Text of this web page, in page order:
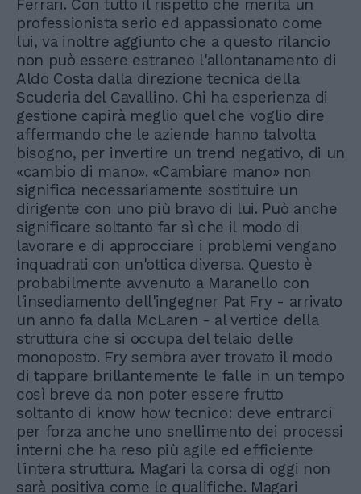
Ferrari. Con tutto il rispetto che merita un
professionista serio ed appassionato come
lui, va inoltre aggiunto che a questo rilancio
non può essere estraneo l'allontanamento di
Aldo Costa dalla direzione tecnica della
Scuderia del Cavallino. Chi ha esperienza di
gestione capirà meglio quel che voglio dire
affermando che le aziende hanno talvolta
bisogno, per invertire un trend negativo, di un
«cambio di mano». «Cambiare mano» non
significa necessariamente sostituire un
dirigente con uno più bravo di lui. Può anche
significare soltanto far sì che il modo di
lavorare e di approcciare i problemi vengano
inquadrati con un'ottica diversa. Questo è
probabilmente avvenuto a Maranello con
l'insediamento dell'ingegner Pat Fry - arrivato
un anno fa dalla McLaren - al vertice della
struttura che si occupa del telaio delle
monoposto. Fry sembra aver trovato il modo
di tappare brillantemente le falle in un tempo
così breve da non poter essere frutto
soltanto di know how tecnico: deve entrarci
per forza anche uno snellimento dei processi
interni che ha reso più agile ed efficiente
l'intera struttura. Magari la corsa di oggi non
sarà positiva come le qualifiche. Magari